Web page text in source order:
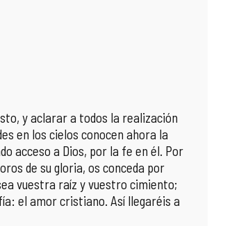
y aclarar a todos la realización
en los cielos conocen ahora la
acceso a Dios, por la fe en él. Por
de su gloria, os conceda por
vuestra raíz y vuestro cimiento;
el amor cristiano. Así llegaréis a